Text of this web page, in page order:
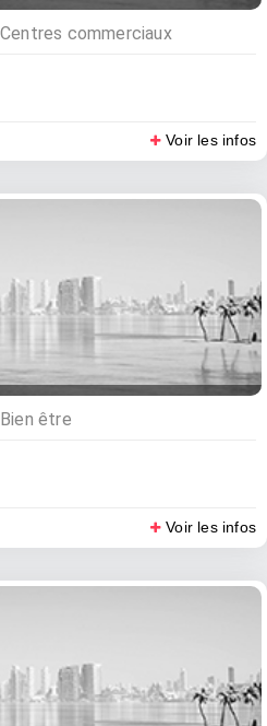
commerciaux
Voir les infos
être
Voir les infos